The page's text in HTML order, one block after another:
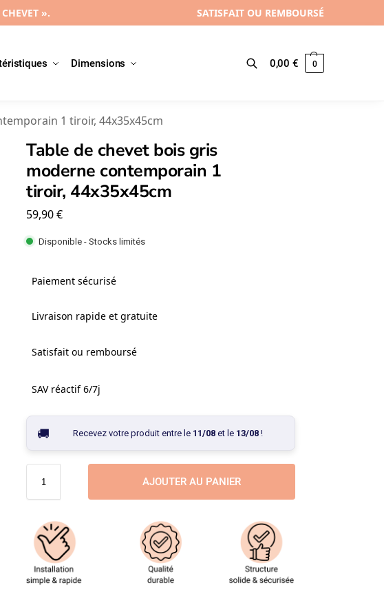
». SATISFAIT OU REMBOURSÉ
Dimensions
Recherche 0,00€ 0
1 tiroir, 44x35x45cm
Table de chevet bois gris
moderne contemporain 1
tiroir, 44x35x45cm
59,90€
Disponible - Stocks limités
Paiement sécurisé
Livraison rapide et gratuite
Satisfait ou remboursé
SAV réactif 6/7j
Recevez votre produit entre le 11/08et le 13/08!
AJOUTER AU PANIER